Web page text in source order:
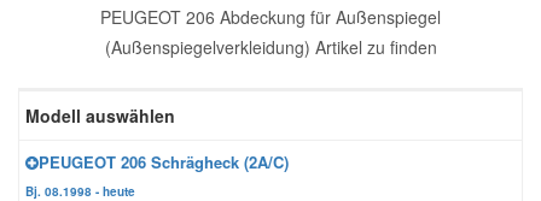
PEUGEOT 206 Abdeckung für Außenspiegel
(Außenspiegelverkleidung) Artikel zu finden
Modell auswählen
PEUGEOT 206 Schrägheck (2A/C)
Bj. 08.1998 - heute
Scheibenreinigung
Zündanlage und Glühanlage
Reparatur-Zubehör
Karosserie Werkzeug
Schlüsselgehäuse
Werkstattbedarf
Winter-Autozubehör
Daewoo Ersatzteile
Daihatsu Ersatzteile
Dodge Ersatzteile